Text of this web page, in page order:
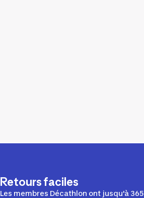
Retours faciles
Les membres Décathlon ont jusqu'à 365